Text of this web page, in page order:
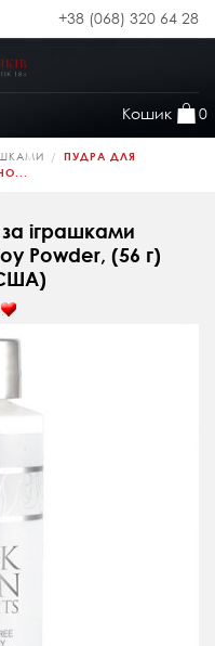
+38 (068) 320 64 28
Кошик 0
ПУДРА ДЛЯ
іграшками
Powder, (56 г)